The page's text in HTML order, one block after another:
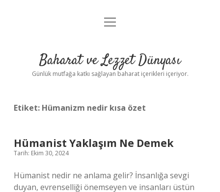
Anasayfa
Yasal Uyarı
menüyü
Baharat ve Lezzet Dünyası
Günlük mutfağa katkı sağlayan baharat içerikleri içeriyor.
Etiket: Hümanizm nedir kısa özet
Hümanist Yaklaşım Ne Demek
Tarih: Ekim 30, 2024
Hümanist nedir ne anlama gelir? İnsanlığa sevgi
duyan, evrenselliği önemseyen ve insanları üstün